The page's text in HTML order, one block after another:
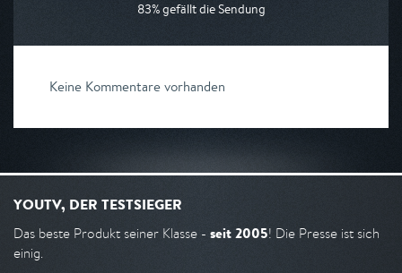
83% gefällt die Sendung
Keine Kommentare vorhanden
YOUTV, DER TESTSIEGER
Das beste Produkt seiner Klasse - seit 2005! Die Presse ist sich
einig.